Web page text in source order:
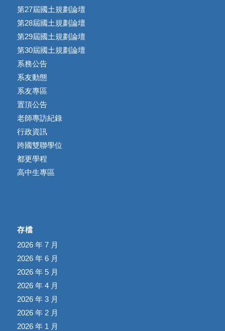
第27屆國土規劃論壇
第28屆國土規劃論壇
第29屆國土規劃論壇
第30屆國土規劃論壇
系務公告
系友動態
系友專區
置頂公告
老師專訪紀錄
行政資訊
跨國雙聯學位
都更學程
高中生專區
存檔
2026 年 7 月
2026 年 6 月
2026 年 5 月
2026 年 4 月
2026 年 3 月
2026 年 2 月
2026 年 1 月